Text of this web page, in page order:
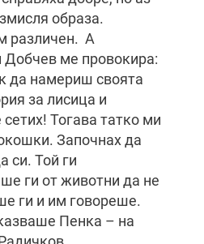
образа.
различен. А
ме провокира:
да намериш своята
за лисица и
Тогава татко ми
Започнах да
си. Той ги
ги от животни да не
ги и им говореше.
Пенка – на